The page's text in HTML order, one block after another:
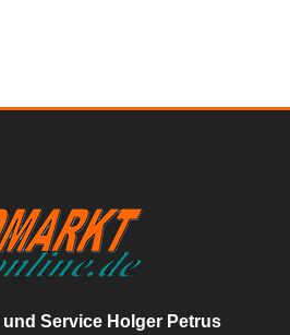
Service Holger Petrus